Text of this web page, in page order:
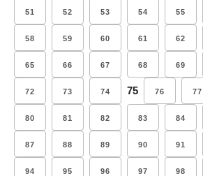
51 52 53 54 55
58 59 60 61 62
65 66 67 68 69
72 73 74 75 76 77
80 81 82 83 84
87 88 89 90 91
94 95 96 97 98